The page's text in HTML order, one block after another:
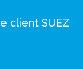
client SUEZ